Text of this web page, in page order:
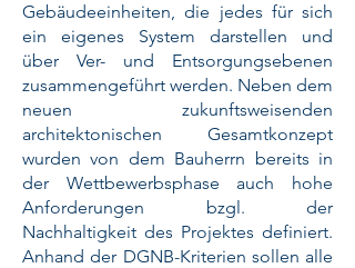
Gebäudeeinheiten, die jedes für sich
ein eigenes System darstellen und
über Ver- und Entsorgungsebenen
zusammengeführt werden. Neben dem
neuen zukunftsweisenden
architektonischen Gesamtkonzept
wurden von dem Bauherrn bereits in
der Wettbewerbsphase auch hohe
Anforderungen bzgl. der
Nachhaltigkeit des Projektes definiert.
Anhand der DGNB-Kriterien sollen alle